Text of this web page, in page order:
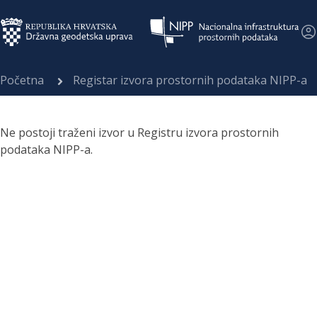
Početna Registar izvora prostornih podataka NIPP-a
Ne postoji traženi izvor u Registru izvora prostornih
podataka NIPP-a.